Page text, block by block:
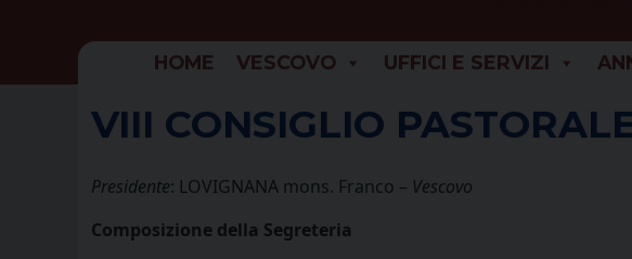
HOME VESCOVO UFFICI E SERVIZI
VIII CONSIGLIO
Presidente: LOVIGNANA mons. Franco – Vescovo
Composizione della Segreteria